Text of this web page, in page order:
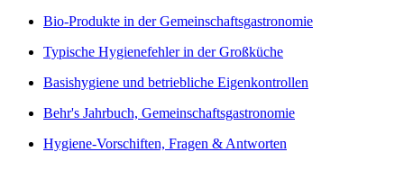
Bio-Produkte in der Gemeinschaftsgastronomie
Typische Hygienefehler in der Großküche
Basishygiene und betriebliche Eigenkontrollen
Behr's Jahrbuch, Gemeinschaftsgastronomie
Hygiene-Vorschiften, Fragen & Antworten